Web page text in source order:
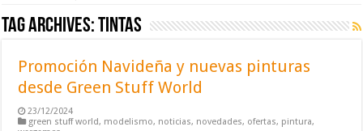
Tag Archives:tintas
Promoción Navideña y nuevas pinturas
desde Green Stuff World
23/12/2024
green stuff world, modelismo, noticias, novedades, ofertas, pintura,